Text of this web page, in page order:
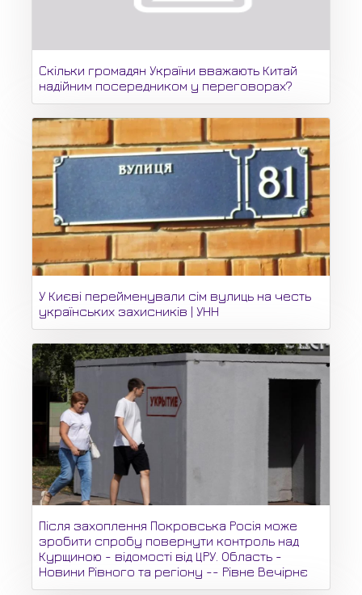
Скільки громадян України вважають Китай
надійним посередником у переговорах?
У Києві перейменували сім вулиць на честь
українських захисників | УНН
Після захоплення Покровська Росія може
зробити спробу повернути контроль над
Курщиною - відомості від ЦРУ. Область -
Новини Рівного та регіону -- Рівне Вечірнє